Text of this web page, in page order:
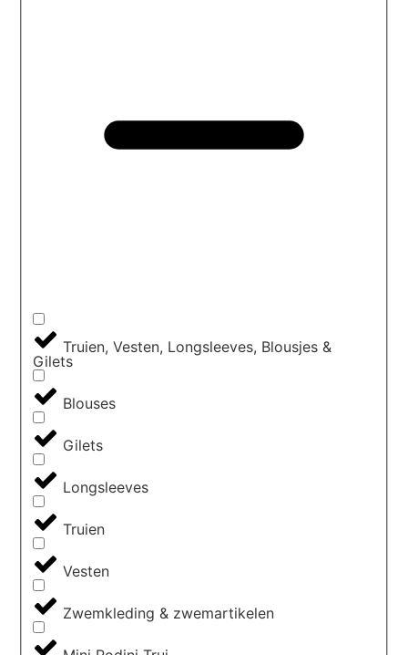
Truien, Vesten, Longsleeves, Blousjes &
Gilets
Blouses
Gilets
Longsleeves
Truien
Vesten
Zwemkleding & zwemartikelen